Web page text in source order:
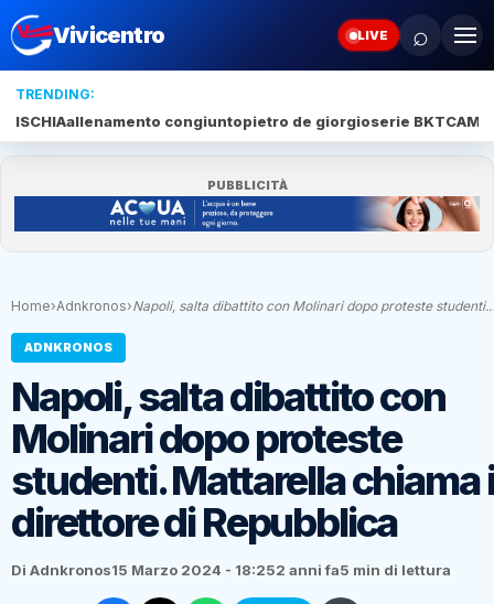
Vivicentro LIVE ⌕
TRENDING:
ISCHIAallenamento congiuntopietro de giorgioserie BKT
PUBBLICITÀ
Home›Adnkronos›Napoli, salta dibattito con Molinari dopo proteste
ADNKRONOS
Napoli, salta dibattito con
Molinari dopo proteste
studenti. Mattarella chiama
direttore di Repubblica
Di Adnkronos15 Marzo 2024 - 18:252 anni fa5 min di lettura